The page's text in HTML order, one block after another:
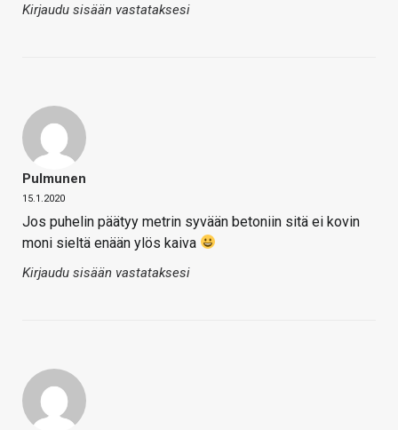
Kirjaudu sisään vastataksesi
Pulmunen
15.1.2020
Jos puhelin päätyy metrin syvään betoniin sitä ei kovin
moni sieltä enään ylös kaiva
Kirjaudu sisään vastataksesi